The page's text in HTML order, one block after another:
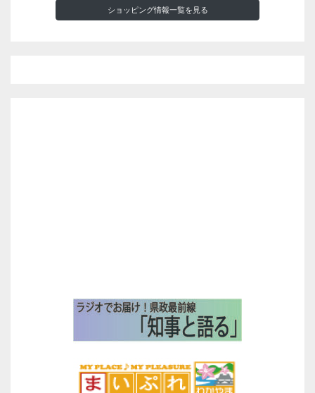
ショッピング情報一覧を見る